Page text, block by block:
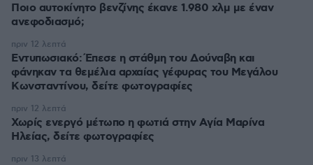
Ποιο αυτοκίνητο βενζίνης έκανε 1.980 χλμ με έναν
ανεφοδιασμό;
Εντυπωσιακό: Έπεσε η στάθμη του Δούναβη και
φάνηκαν τα θεμέλια αρχαίας γέφυρας του Μεγάλου
Κωνσταντίνου, δείτε φωτογραφίες
πριν 12 λεπτά
Χωρίς ενεργό μέτωπο η φωτιά στην Aγία Μαρίνα
Ηλείας, δείτε φωτογραφίες
πριν 12 λεπτά
πριν 13 λεπτά